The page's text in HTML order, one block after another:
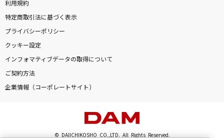
利用規約
特定商取引法に基づく表示
プライバシーポリシー
クッキー設定
インフォマティブデータの取得について
ご契約方法
企業情報（コーポレートサイト）
© DAIICHIKOSHO CO.,LTD. All Rights Reserved.